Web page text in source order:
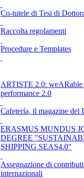
Co-tutele di Tesi di
Raccolta regolamenti
Procedure e Templates
ARTISTE 2.0: weARable
performance 2.0
Cafetería, il magazine del
ERASMUS MUNDUS
DEGREE
SHIPPING SEAS4.0"
Assegnazione di
internazionali